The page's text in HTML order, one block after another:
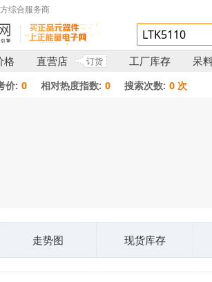
综合服务商
格 直营店 订货 工厂库存 呆
价: 0 相对热度指数: 0 搜索次数: 0 次
走势图 现货库存